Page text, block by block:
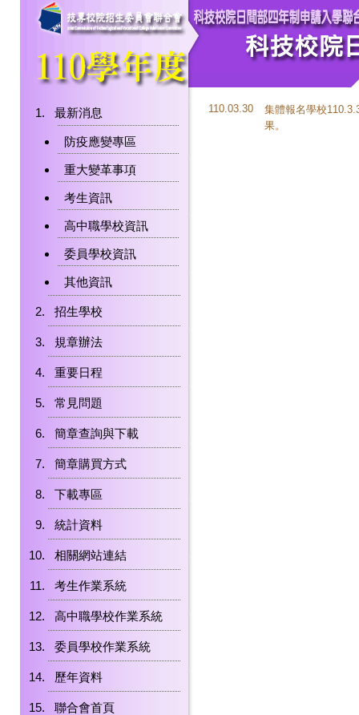
最新消息
防疫應變專區
重大變革事項
考生資訊
高中職學校資訊
委員學校資訊
其他資訊
招生學校
規章辦法
重要日程
常見問題
簡章查詢與下載
簡章購買方式
下載專區
統計資料
相關網站連結
考生作業系統
高中職學校作業系統
委員學校作業系統
歷年資料
聯合會首頁
110.03.30
集體報名學校
果。